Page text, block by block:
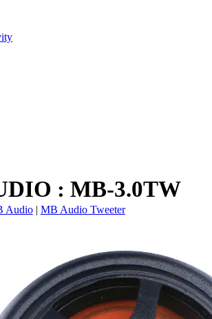
: MB-3.0TW
Audio| MB Audio Tweeter